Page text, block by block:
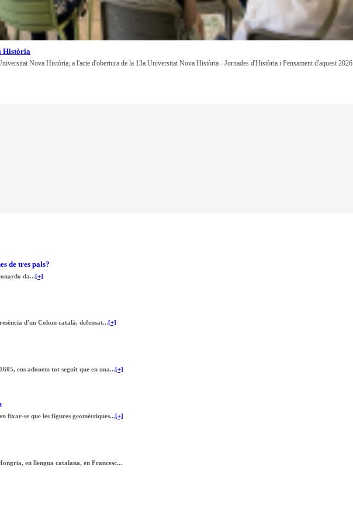
Història
Nova Història; a l'acte d'obertura de la 13a Universitat Nova Història - Jornades d'Història i Pensament d'aquest 2026.
de tres pals?
da...[+]
d'un Colom català, defensat...[+]
ens adonem tot seguit que en una...[+]
fixar-se que les figures geomètriques...[+]
en llengua catalana, en Francesc...